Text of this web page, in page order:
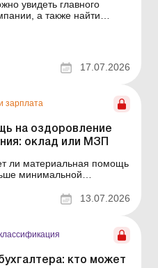
увидеть главного
а также найти
Больше по
– 2026! Более 61,3 тысяч
17.07.2026
зарплата
на оздоровление
оклад или МЗП
ли материальная помощь
минимальной
меньше
13.07.2026
кто может